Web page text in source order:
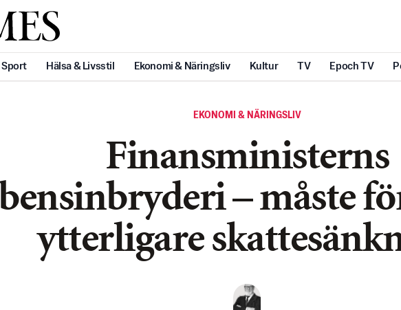
Sport Hälsa & Livsstil Ekonomi & Näringsliv Kultur TV Epoch TV
EKONOMI & NÄRINGSLIV
Finansministerns
bensinbryderi – måste
ytterligare